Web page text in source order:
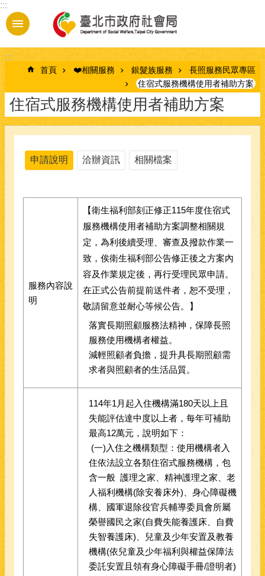
跳到主要內容區塊
:::
:::
首頁 ❤️相關服務 銀髮族服務
長照服務民眾專區
住宿式服務機構使用者補助方案
住宿式服務機構使用者補助方案
申請說明 洽辦資訊 相關檔案
服務內容說
明
【衛生福利部刻正修正115年度住宿式
服務機構使用者補助方案調整相關規
定，為利後續受理、審查及撥款作業一
致，俟衛生福利部公告修正後之方案內
容及作業規定後，再行受理民眾申請。
在正式公告前提前送件者，恕不受理，
敬請留意並耐心等候公告。】
落實長期照顧服務法精神，保障長照
服務使用機構者權益。
減輕照顧者負擔，提升具長期照顧需
求者與照顧者的生活品質。
114年1月起入住機構滿180天以上且
失能評估達中度以上者，每年可補助
最高12萬元，說明如下：
(一)入住之機構類型：使用機構者入
住依法設立各類住宿式服務機構，包
含一般 護理之家、精神護理之家、老
人福利機構(除安養床外)、身心障礙機
構、國軍退除役官兵輔導委員會所屬
榮譽國民之家(自費失能養護床、自費
失智養護床)、兒童及少年安置及教養
機構(依兒童及少年福利與權益保障法
委託安置且領有身心障礙手冊/證明者)